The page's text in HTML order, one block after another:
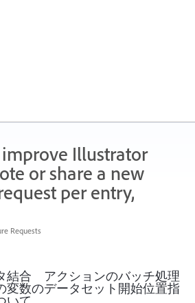
Illustrator
or share a new
per entry,
Requests
結合 アクションのバッチ処理
変数のデータセット開始位置指